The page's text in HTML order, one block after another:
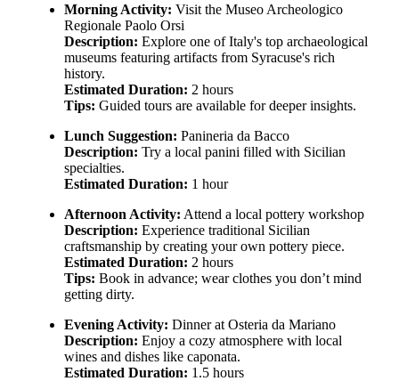
Morning Activity: Visit the Museo Archeologico
Regionale Paolo Orsi
Description: Explore one of Italy's top archaeological
museums featuring artifacts from Syracuse's rich
history.
Estimated Duration: 2 hours
Tips: Guided tours are available for deeper insights.
Lunch Suggestion: Panineria da Bacco
Description: Try a local panini filled with Sicilian
specialties.
Estimated Duration: 1 hour
Afternoon Activity: Attend a local pottery workshop
Description: Experience traditional Sicilian
craftsmanship by creating your own pottery piece.
Estimated Duration: 2 hours
Tips: Book in advance; wear clothes you don’t mind
getting dirty.
Evening Activity: Dinner at Osteria da Mariano
Description: Enjoy a cozy atmosphere with local
wines and dishes like caponata.
Estimated Duration: 1.5 hours